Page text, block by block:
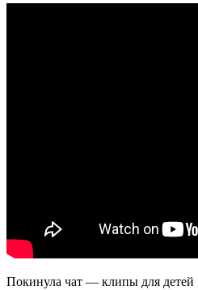
Покинула чат — клипы для детей